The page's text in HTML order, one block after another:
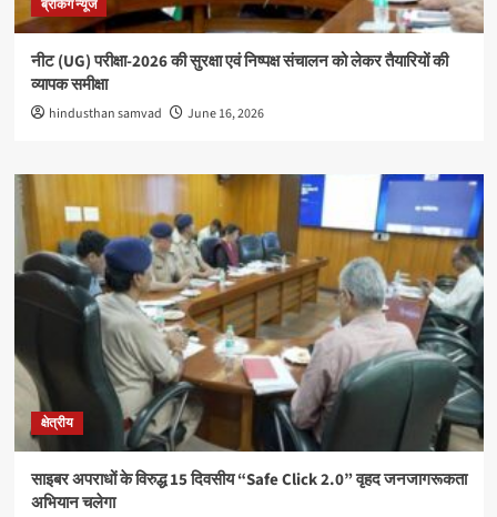
ब्रेकिंग न्यूज
नीट (UG) परीक्षा-2026 की सुरक्षा एवं निष्पक्ष संचालन को लेकर तैयारियों की
व्यापक समीक्षा
hindusthan samvad June 16, 2026
क्षेत्रीय
साइबर अपराधों के विरुद्ध 15 दिवसीय “Safe Click 2.0” वृहद जनजागरूकता
अभियान चलेगा